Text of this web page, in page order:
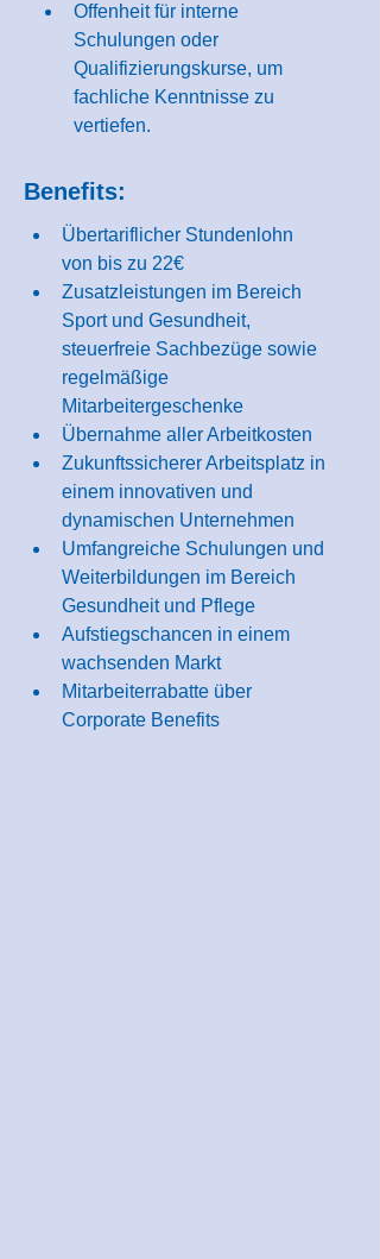
Offenheit für interne
Schulungen oder
Qualifizierungskurse, um
fachliche Kenntnisse zu
vertiefen.
Benefits:
Übertariflicher Stundenlohn
von bis zu 22€
Zusatzleistungen im Bereich
Sport und Gesundheit,
steuerfreie Sachbezüge sowie
regelmäßige
Mitarbeitergeschenke
Übernahme aller Arbeitkosten
Zukunftssicherer Arbeitsplatz in
einem innovativen und
dynamischen Unternehmen
Umfangreiche Schulungen und
Weiterbildungen im Bereich
Gesundheit und Pflege
Aufstiegschancen in einem
wachsenden Markt
Mitarbeiterrabatte über
Corporate Benefits